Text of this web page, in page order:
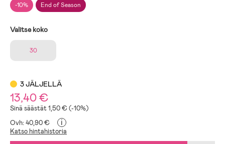
-10% End of Season
Valitse koko
30
3 JÄLJELLÄ
13,40 €
Sinä säästät 1,50 € (-10%)
Ovh: 40,90 €
i
Katso hintahistoria